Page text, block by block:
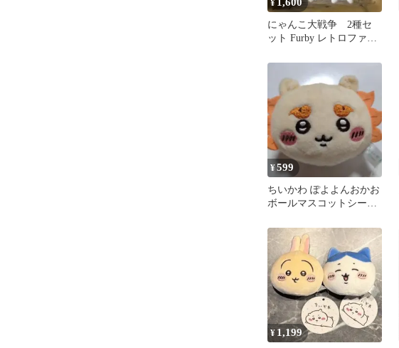
¥
にゃんこ大戦争 2種セ
ット Furby レトロファー
¥599
ちいかわ ぽよよんおかお
ボールマスコットシーサ
¥ 1,199